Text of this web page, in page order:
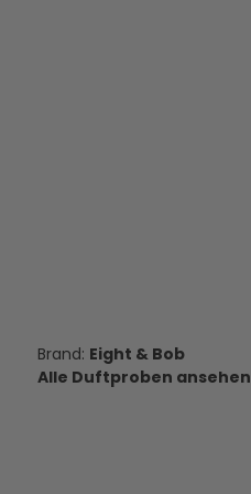
Eight & Bob
Alle Duftproben ansehen